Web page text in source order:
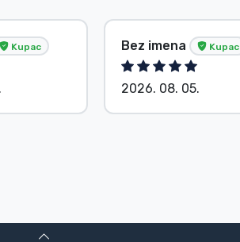
Kupac Bez imena Kupac
2026. 08. 04.